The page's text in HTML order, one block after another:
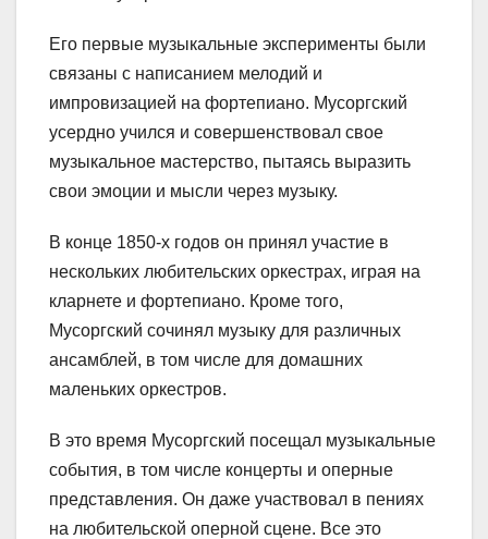
Его первые музыкальные эксперименты были
связаны с написанием мелодий и
импровизацией на фортепиано. Мусоргский
усердно учился и совершенствовал свое
музыкальное мастерство, пытаясь выразить
свои эмоции и мысли через музыку.
В конце 1850-х годов он принял участие в
нескольких любительских оркестрах, играя на
кларнете и фортепиано. Кроме того,
Мусоргский сочинял музыку для различных
ансамблей, в том числе для домашних
маленьких оркестров.
В это время Мусоргский посещал музыкальные
события, в том числе концерты и оперные
представления. Он даже участвовал в пениях
на любительской оперной сцене. Все это